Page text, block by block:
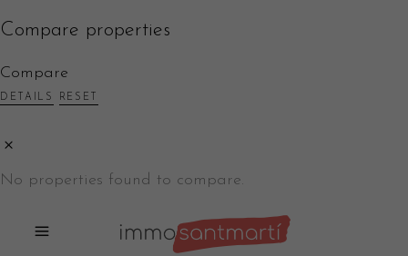
Compare properties
Compare
DETAILS RESET
No properties found to compare.